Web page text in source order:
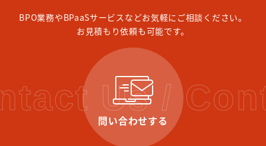
BPO業務やBPaaSサービスなどお気軽にご相談ください。
お見積もり依頼も可能です。
Us /
問い合わせする